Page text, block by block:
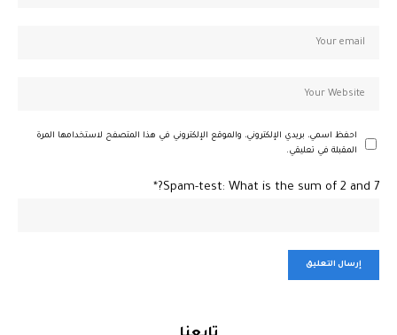
احفظ اسمي، بريدي الإلكتروني، والموقع الإلكتروني في هذا المتصفح لاستخدامها المرة
المقبلة في تعليقي.
Spam-test: What is the sum of 2 and 7?*